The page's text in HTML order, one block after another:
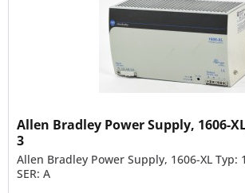
Allen Bradley Power Supply, 1606-
3
Allen Bradley Power Supply, 1606-XL Typ:
SER: A